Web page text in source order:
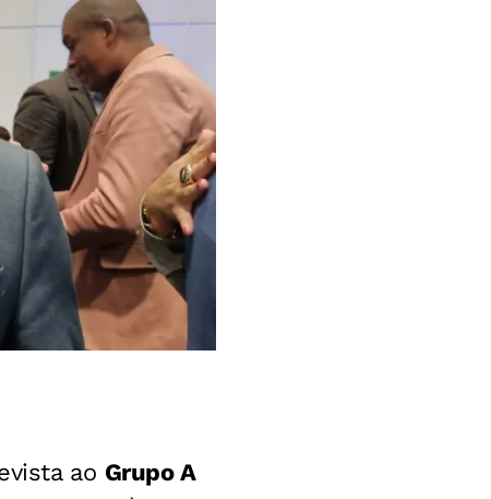
ao Grupo A